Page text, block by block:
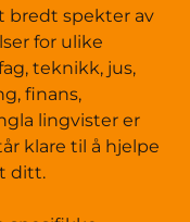
bredt spekter av
for ulike
teknikk, jus,
finans,
lingvister er
klare til å hjelpe
ditt.